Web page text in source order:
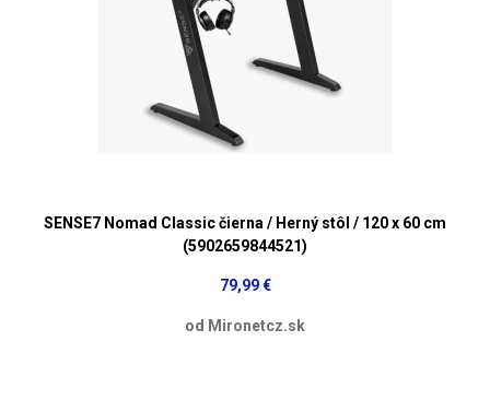
SENSE7 Nomad Classic čierna / Herný stôl / 120 x 60 cm
(5902659844521)
79,99 €
od Mironetcz.sk